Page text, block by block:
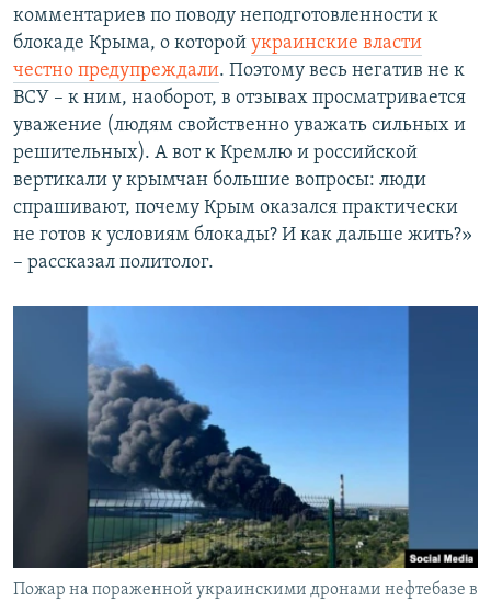
комментариев по поводу неподготовленности к
блокаде Крыма, о которой украинские власти
честно предупреждали. Поэтому весь негатив не к
ВСУ – к ним, наоборот, в отзывах просматривается
уважение (людям свойственно уважать сильных и
решительных). А вот к Кремлю и российской
вертикали у крымчан большие вопросы: люди
спрашивают, почему Крым оказался практически
не готов к условиям блокады? И как дальше жить?»
– рассказал политолог.
Пожар на пораженной украинскими дронами нефтебазе в